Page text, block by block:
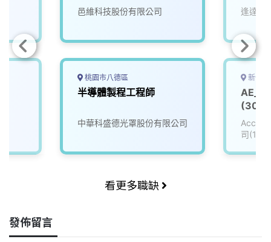
邑維科技股份有限公司
桃園市八德區
半導體製程工程師
中華科盛德光罩股份有限公司
逢達能
新竹
AE_
司
看更多職缺
發佈留言